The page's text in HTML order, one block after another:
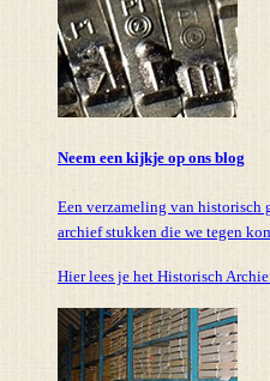
Neem een kijkje op ons blog
Een verzameling van historisch
archief stukken die we tegen
Hier lees je het Historisch Archief